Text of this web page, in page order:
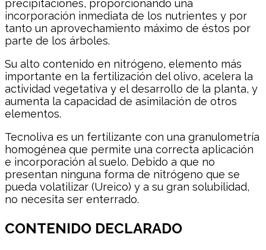
precipitaciones, proporcionando una
incorporación inmediata de los nutrientes y por
tanto un aprovechamiento máximo de éstos por
parte de los árboles.
Su alto contenido en nitrógeno, elemento más
importante en la fertilización del olivo, acelera la
actividad vegetativa y el desarrollo de la planta, y
aumenta la capacidad de asimilación de otros
elementos.
Tecnoliva es un fertilizante con una granulometría
homogénea que permite una correcta aplicación
e incorporación al suelo. Debido a que no
presentan ninguna forma de nitrógeno que se
pueda volatilizar (Ureico) y a su gran solubilidad,
no necesita ser enterrado.
CONTENIDO DECLARADO